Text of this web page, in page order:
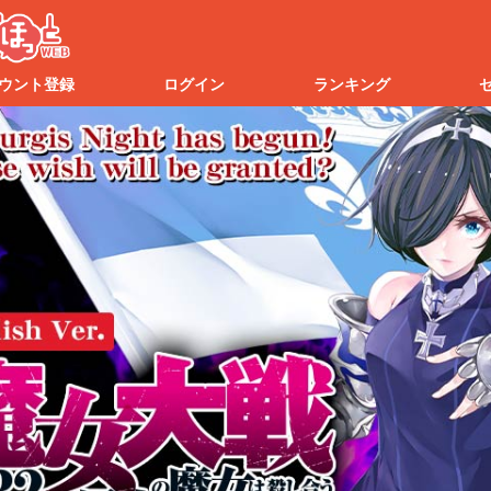
ント登録 ログイン ランキング